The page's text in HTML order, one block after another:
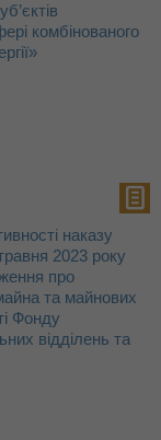
комбінованого
наказу
2023 року
про
та майнових
Фонду
відділень та